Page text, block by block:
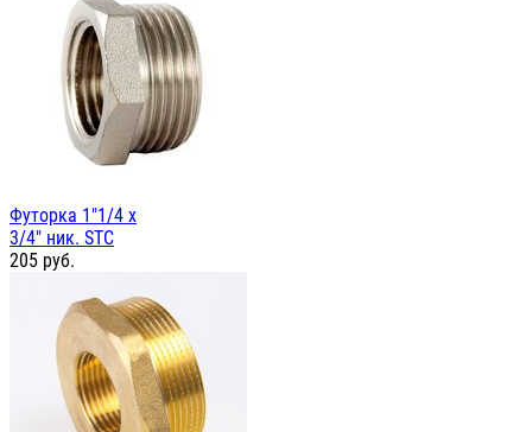
Футорка 1"1/4 х
3/4" ник. STC
205 руб.